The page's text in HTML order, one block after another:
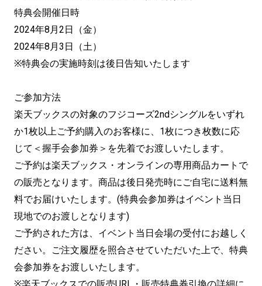
特典会開催日時
2024年8月2日（金）
2024年8月3日（土）
※特典会の実施時刻は後日告知いたします
ご参加方法
楽天ブックスの対象のフジコーズ2ndシングルをいずれ
か1枚以上ご予約購入のお客様に、1枚につき枚数に応
じて＜握手会参加券＞を先着でお渡しいたします。
ご予約は楽天ブックス・オンラインの専用商品カートで
の販売となります。商品は後日発売時にご自宅に送料無
料でお届けいたします。(特典会参加券はイベント当日
現地でのお渡しとなります)
ご予約された方は、イベント当日会場の受付にお越しく
ださい。ご注文履歴を照合させていただいた上で、特典
会参加券をお渡しいたします。